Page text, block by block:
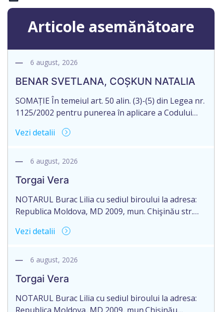
Articole asemănătoare
6 august, 2026
BENAR SVETLANA, COȘKUN NATALIA
SOMAȚIE În temeiul art. 50 alin. (3)-(5) din Legea nr.
1125/2002 pentru punerea în aplicare a Codului
sediul biroului în mun. Chişinău, str. Academiei, nr.
născută la 04.12.1973 și COȘKUN NATALIA, născută
[…]
Vezi detalii
6 august, 2026
Torgai Vera
NOTARUL Burac Lilia cu sediul biroului la adresa:
Republica Moldova, MD 2009, mun. Chişinău str.
despre deschiderea procedurii succesorale în urma
1959, IDNP 2001040203219, decedat/ă la 31 mai
prevederilor legale, pentru moștenirile deschise
începând cu 01.04.2026, […]
Vezi detalii
6 august, 2026
Torgai Vera
NOTARUL Burac Lilia cu sediul biroului la adresa: